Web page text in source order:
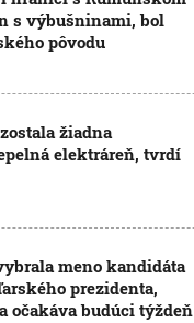
s výbušninami, bol
pôvodu
žiadna
elektráreň, tvrdí
meno kandidáta
prezidenta,
očakáva budúci týždeň